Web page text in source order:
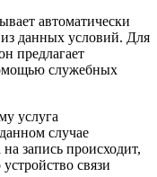
автоматически
данных условий. Для
предлагает
служебных
услуга
случае
запись происходит,
связи